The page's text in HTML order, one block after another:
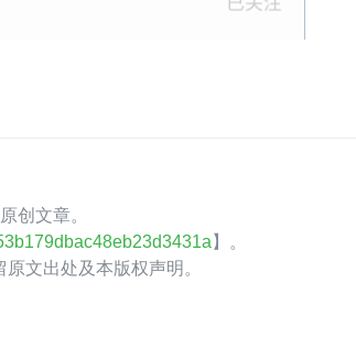
创文章。
】。
文出处及本版权声明。